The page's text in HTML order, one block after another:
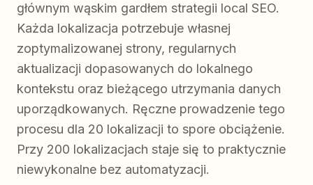
głównym wąskim gardłem strategii local SEO.
Każda lokalizacja potrzebuje własnej
zoptymalizowanej strony, regularnych
aktualizacji dopasowanych do lokalnego
kontekstu oraz bieżącego utrzymania danych
uporządkowanych. Ręczne prowadzenie tego
procesu dla 20 lokalizacji to spore obciążenie.
Przy 200 lokalizacjach staje się to praktycznie
niewykonalne bez automatyzacji.